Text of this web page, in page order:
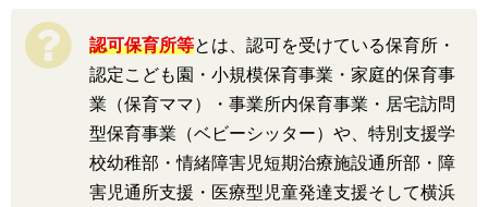
認可保育所等とは、認可を受けている保育所・
認定こども園・小規模保育事業・家庭的保育事
業（保育ママ）・事業所内保育事業・居宅訪問
型保育事業（ベビーシッター）や、特別支援学
校幼稚部・情緒障害児短期治療施設通所部・障
害児通所支援・医療型児童発達支援そして横浜